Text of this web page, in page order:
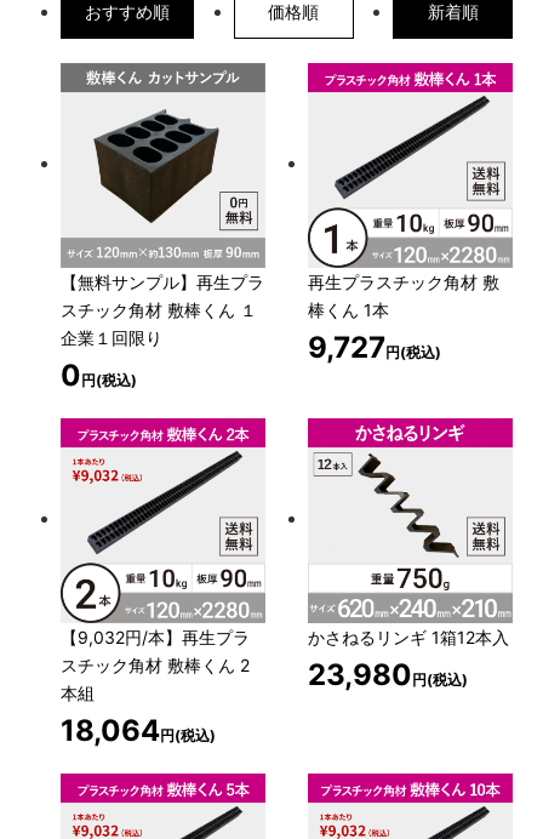
おすすめ順 価格順 新着順
【無料サンプル】再生プラ
スチック角材 敷棒くん １
企業１回限り
0円(税込)
再生プラスチック角材 敷
棒くん 1本
9,727円(税込)
【9,032円/本】再生プラ
スチック角材 敷棒くん 2
本組
18,064円(税込)
かさねるリンギ 1箱12本入
23,980円(税込)